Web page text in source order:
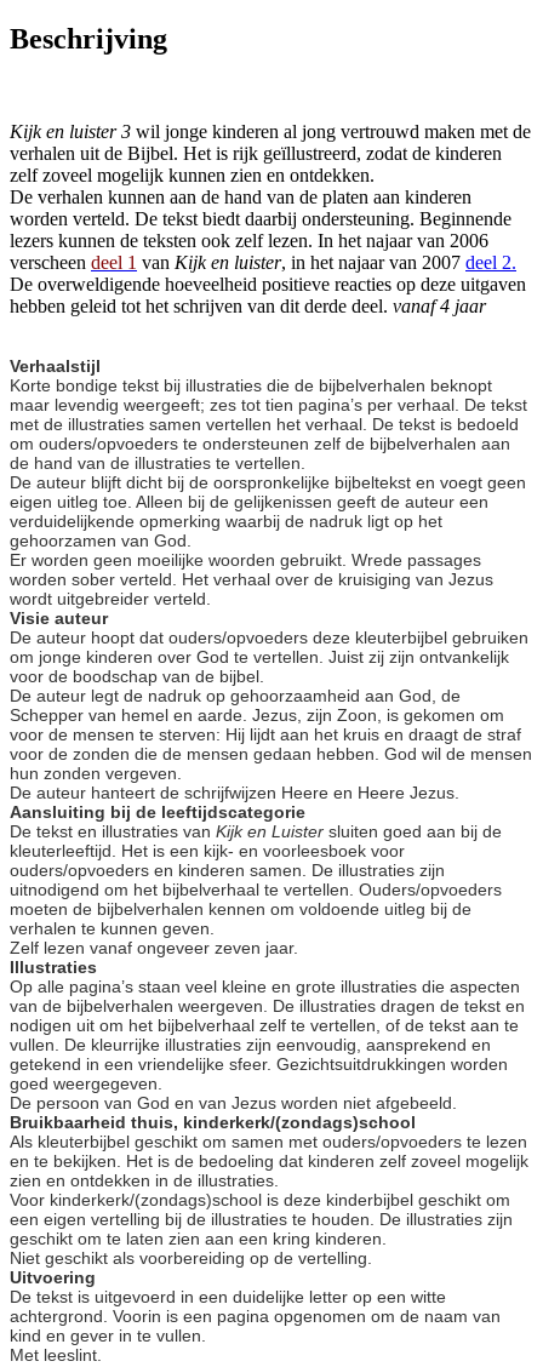
Beschrijving
Kijk en luister 3 wil jonge kinderen al jong vertrouwd maken met de
verhalen uit de Bijbel. Het is rijk geïllustreerd, zodat de kinderen
zelf zoveel mogelijk kunnen zien en ontdekken.
De verhalen kunnen aan de hand van de platen aan kinderen
worden verteld. De tekst biedt daarbij ondersteuning. Beginnende
lezers kunnen de teksten ook zelf lezen. In het najaar van 2006
verscheen deel 1 van Kijk en luister, in het najaar van 2007 deel 2.
De overweldigende hoeveelheid positieve reacties op deze uitgaven
hebben geleid tot het schrijven van dit derde deel. vanaf 4 jaar
Verhaalstijl
Korte bondige tekst bij illustraties die de bijbelverhalen beknopt
maar levendig weergeeft; zes tot tien pagina’s per verhaal. De tekst
met de illustraties samen vertellen het verhaal. De tekst is bedoeld
om ouders/opvoeders te ondersteunen zelf de bijbelverhalen aan
de hand van de illustraties te vertellen.
De auteur blijft dicht bij de oorspronkelijke bijbeltekst en voegt geen
eigen uitleg toe. Alleen bij de gelijkenissen geeft de auteur een
verduidelijkende opmerking waarbij de nadruk ligt op het
gehoorzamen van God.
Er worden geen moeilijke woorden gebruikt. Wrede passages
worden sober verteld. Het verhaal over de kruisiging van Jezus
wordt uitgebreider verteld.
Visie auteur
De auteur hoopt dat ouders/opvoeders deze kleuterbijbel gebruiken
om jonge kinderen over God te vertellen. Juist zij zijn ontvankelijk
voor de boodschap van de bijbel.
De auteur legt de nadruk op gehoorzaamheid aan God, de
Schepper van hemel en aarde. Jezus, zijn Zoon, is gekomen om
voor de mensen te sterven: Hij lijdt aan het kruis en draagt de straf
voor de zonden die de mensen gedaan hebben. God wil de mensen
hun zonden vergeven.
De auteur hanteert de schrijfwijzen Heere en Heere Jezus.
Aansluiting bij de leeftijdscategorie
De tekst en illustraties van Kijk en Luister sluiten goed aan bij de
kleuterleeftijd. Het is een kijk- en voorleesboek voor
ouders/opvoeders en kinderen samen. De illustraties zijn
uitnodigend om het bijbelverhaal te vertellen. Ouders/opvoeders
moeten de bijbelverhalen kennen om voldoende uitleg bij de
verhalen te kunnen geven.
Zelf lezen vanaf ongeveer zeven jaar.
Illustraties
Op alle pagina’s staan veel kleine en grote illustraties die aspecten
van de bijbelverhalen weergeven. De illustraties dragen de tekst en
nodigen uit om het bijbelverhaal zelf te vertellen, of de tekst aan te
vullen. De kleurrijke illustraties zijn eenvoudig, aansprekend en
getekend in een vriendelijke sfeer. Gezichtsuitdrukkingen worden
goed weergegeven.
De persoon van God en van Jezus worden niet afgebeeld.
Bruikbaarheid thuis, kinderkerk/(zondags)school
Als kleuterbijbel geschikt om samen met ouders/opvoeders te lezen
en te bekijken. Het is de bedoeling dat kinderen zelf zoveel mogelijk
zien en ontdekken in de illustraties.
Voor kinderkerk/(zondags)school is deze kinderbijbel geschikt om
een eigen vertelling bij de illustraties te houden. De illustraties zijn
geschikt om te laten zien aan een kring kinderen.
Niet geschikt als voorbereiding op de vertelling.
Uitvoering
De tekst is uitgevoerd in een duidelijke letter op een witte
achtergrond. Voorin is een pagina opgenomen om de naam van
kind en gever in te vullen.
Met leeslint.